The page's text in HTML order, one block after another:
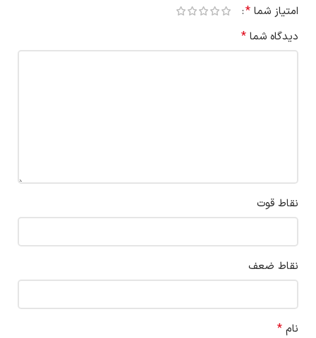
امتیاز شما *
دیدگاه شما *
نقاط قوت
نقاط ضعف
نام *